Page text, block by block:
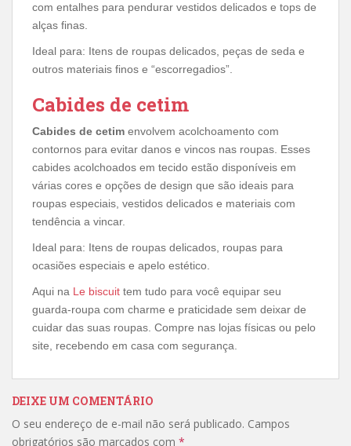
com entalhes para pendurar vestidos delicados e tops de
alças finas.
Ideal para: Itens de roupas delicados, peças de seda e
outros materiais finos e “escorregadios”.
Cabides de cetim
Cabides de cetim envolvem acolchoamento com
contornos para evitar danos e vincos nas roupas. Esses
cabides acolchoados em tecido estão disponíveis em
várias cores e opções de design que são ideais para
roupas especiais, vestidos delicados e materiais com
tendência a vincar.
Ideal para: Itens de roupas delicados, roupas para
ocasiões especiais e apelo estético.
Aqui na Le biscuit tem tudo para você equipar seu
guarda-roupa com charme e praticidade sem deixar de
cuidar das suas roupas. Compre nas lojas físicas ou pelo
site, recebendo em casa com segurança.
DEIXE UM COMENTÁRIO
O seu endereço de e-mail não será publicado. Campos
obrigatórios são marcados com *